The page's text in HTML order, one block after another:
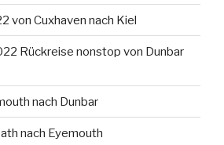
von Cuxhaven nach Kiel
Rückreise nonstop von Dunbar
nach Dunbar
nach Eyemouth